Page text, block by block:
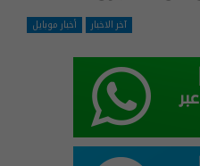
آخر الاخبار أخبار موبايل